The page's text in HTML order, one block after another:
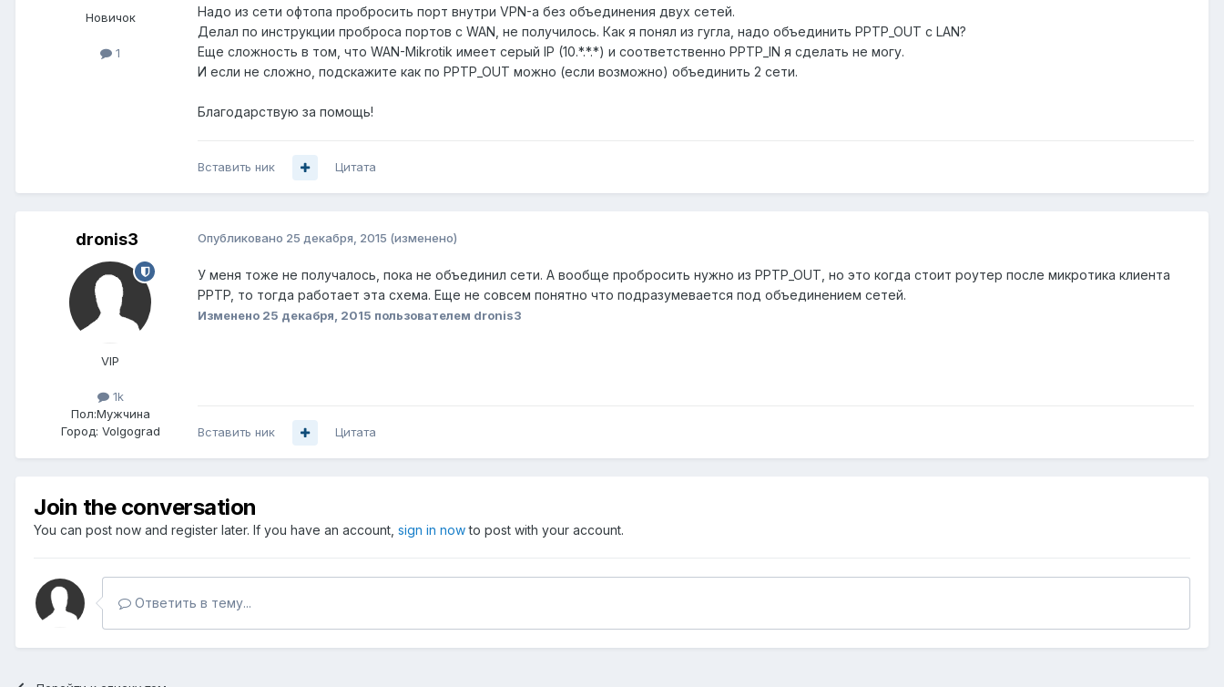
Новичок
1
Надо из сети офтопа пробросить порт внутри VPN-а без объединения двух сетей.
Делал по инструкции проброса портов с WAN, не получилось. Как я понял из гугла, надо объединить PPTP_OUT с LAN?
Еще сложность в том, что WAN-Mikrotik имеет серый IP (10.*.*.*) и соответственно PPTP_IN я сделать не могу.
И если не сложно, подскажите как по PPTP_OUT можно (если возможно) объединить 2 сети.
Благодарствую за помощь!
Вставить ник Цитата
dronis3
VIP
1k
Пол:Мужчина
Город: Volgograd
Опубликовано 25 декабря, 2015 (изменено)
У меня тоже не получалось, пока не объединил сети. А вообще пробросить нужно из PPTP_OUT, но это когда стоит роутер после микротика клиента
PPTP, то тогда работает эта схема. Еще не совсем понятно что подразумевается под объединением сетей.
Изменено 25 декабря, 2015 пользователем dronis3
Вставить ник Цитата
Join the conversation
You can post now and register later. If you have an account, sign in nowto post with your account.
Ответить в тему...